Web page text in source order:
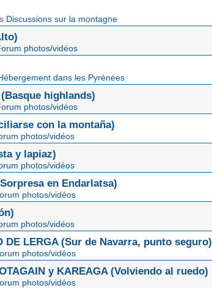
Discussions sur la montagne
photos/vidéos
dans les Pyrénées
highlands)
photos/vidéos
con la montaña)
photos/vidéos
y lapiaz)
photos/vidéos
en Endarlatsa)
photos/vidéos
photos/vidéos
DE LERGA (Sur de Navarra, punto seguro)
photos/vidéos
y KAREAGA (Volviendo al ruedo)
photos/vidéos